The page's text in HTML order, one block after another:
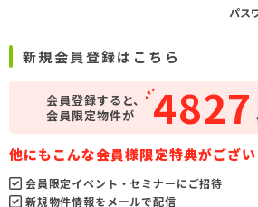
パス
新規会員登録はこちら
会員登録すると、
会員限定物件が
4827
他にもこんな会員様限定特典がござい
会員限定イベント・セミナーにご招待
新規物件情報をメールで配信